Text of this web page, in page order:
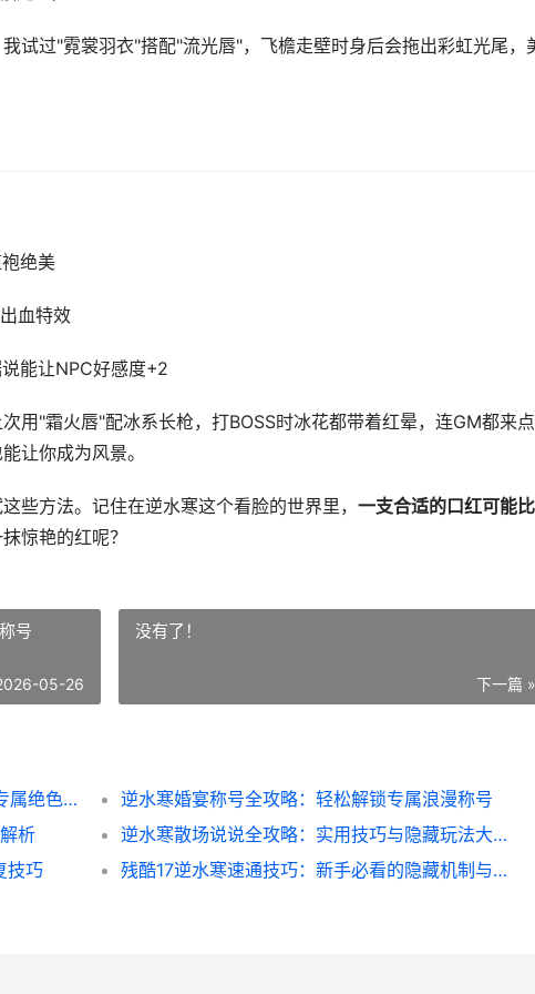
试过"霓裳羽衣"搭配"流光唇"，飞檐走壁时身后会拖出彩虹光尾，
绝美
血特效
能让NPC好感度+2
用"霜火唇"配冰系长枪，打BOSS时冰花都带着红晕，连GM都来点
让你成为风景。
些方法。记住在逆水寒这个看脸的世界里， 一支合适的口红可能
惊艳的红呢？
号
05-26
没有了！
下一篇 »
逆水寒嘴唇口红搭配全攻略：打造你的专属绝色红妆
逆水寒婚宴称号全攻略：轻松解锁专属浪漫称号
析
逆水寒散场说说全攻略：实用技巧与隐藏玩法大揭秘
技巧
残酷17逆水寒速通技巧：新手必看的隐藏机制与装备搭配指南